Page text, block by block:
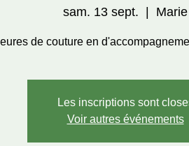
sam. 13 sept. Marie
de couture en
Les inscriptions sont
Voir autres événements